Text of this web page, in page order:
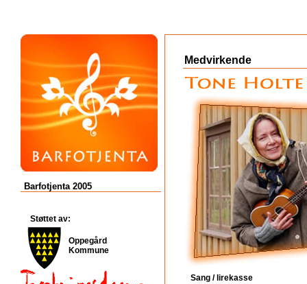
Barfotjenta 2005
Støttet av:
Oppegård
Kommune
Medvirkende
Sang / lirekasse